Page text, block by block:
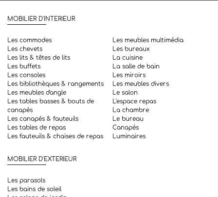
MOBILIER D'INTERIEUR
Les commodes
Les chevets
Les lits & têtes de lits
Les buffets
Les consoles
Les bibliothèques & rangements
Les meubles d'angle
Les tables basses & bouts de
canapés
Les canapés & fauteuils
Les tables de repas
Les fauteuils & chaises de repas
Les meubles multimédia
Les bureaux
La cuisine
La salle de bain
Les miroirs
Les meubles divers
Le salon
L'espace repas
La chambre
Le bureau
Canapés
Luminaires
MOBILIER D'EXTERIEUR
Les parasols
Les bains de soleil